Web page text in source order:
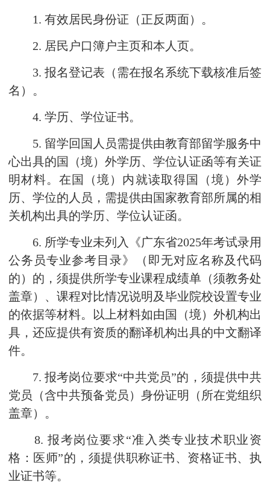
1. 有效居民身份证（正反两面）。
2. 居民户口簿户主页和本人页。
3. 报名登记表（需在报名系统下载核准后签
名）。
4. 学历、学位证书。
5. 留学回国人员需提供由教育部留学服务中
心出具的国（境）外学历、学位认证函等有关证
明材料。在国（境）内就读取得国（境）外学
历、学位的人员，需提供由国家教育部所属的相
关机构出具的学历、学位认证函。
6. 所学专业未列入《广东省2025年考试录用
公务员专业参考目录》（即无对应名称及代码
的）的，须提供所学专业课程成绩单（须教务处
盖章）、课程对比情况说明及毕业院校设置专业
的依据等材料。以上材料如由国（境）外机构出
具，还应提供有资质的翻译机构出具的中文翻译
件。
7. 报考岗位要求“中共党员”的，须提供中共
党员（含中共预备党员）身份证明（所在党组织
盖章）。
8. 报考岗位要求“准入类专业技术职业资
格：医师”的，须提供职称证书、资格证书、执
业证书等。